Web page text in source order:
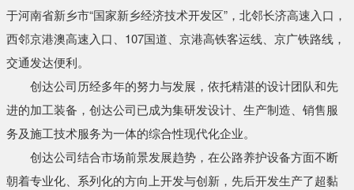
于河南省新乡市“国家新乡经济技术开发区”，北邻长济高速入口，
西邻京港澳高速入口、107国道、京港高铁客运线、京广铁路线，
交通发达便利。
创达公司历经多年的努力与发展，依托精湛的设计团队和先
进的加工装备，创达公司已成为集研发设计、生产制造、销售服
务及施工技术服务为一体的综合性现代化企业。
创达公司结合市场前景发展趋势，在公路养护设备方面不断
朝着专业化、系列化的方向上开发与创新，先后开发生产了超黏